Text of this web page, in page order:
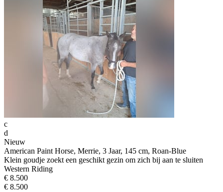
c
d
Nieuw
American Paint Horse, Merrie, 3 Jaar, 145 cm, Roan-Blue
Klein goudje zoekt een geschikt gezin om zich bij aan te sluiten
Western Riding
€ 8.500
€ 8.500